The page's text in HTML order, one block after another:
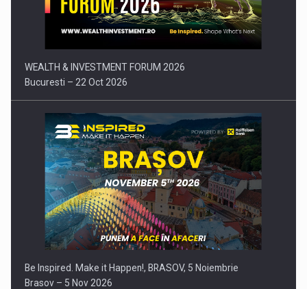
Comunicat de presa: Joburile part-time reincep sa intre pe…
WEALTH & INVESTMENT FORUM 2026
Bucuresti – 22 Oct 2026
Be Inspired. Make it Happen!, BRASOV, 5 Noiembrie
Brasov – 5 Nov 2026